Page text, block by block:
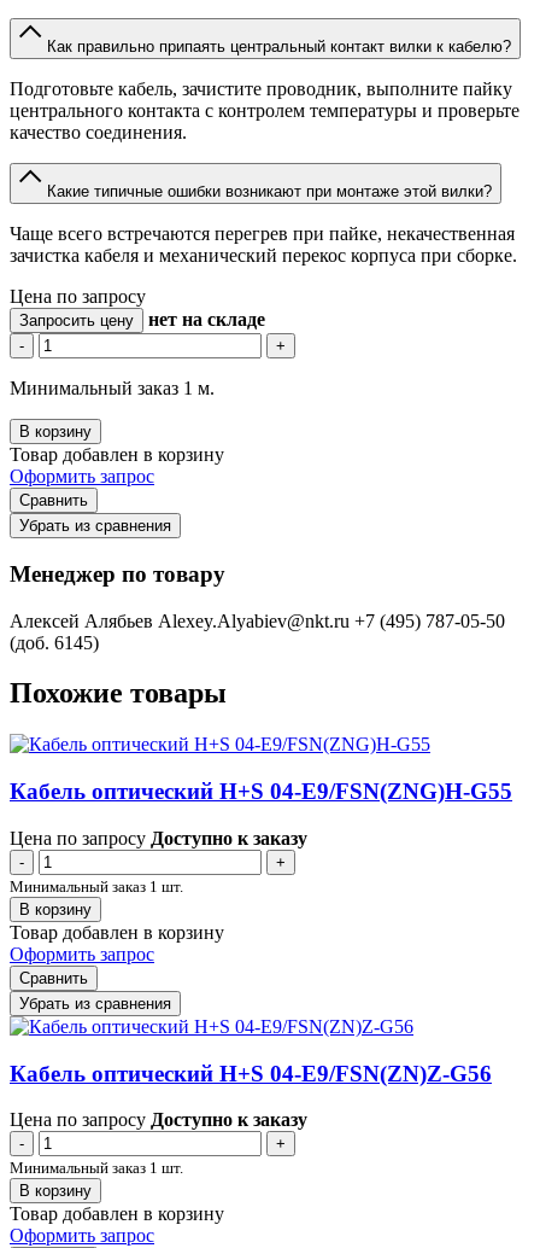
Как правильно припаять центральный контакт вилки к кабелю?
Подготовьте кабель, зачистите проводник, выполните пайку
центрального контакта с контролем температуры и проверьте
качество соединения.
Какие типичные ошибки возникают при монтаже этой вилки?
Чаще всего встречаются перегрев при пайке, некачественная
зачистка кабеля и механический перекос корпуса при сборке.
Цена по запросу
Запросить цену нет на складе
- +
Минимальный заказ 1 м.
В корзину
Товар добавлен в корзину
Оформить запрос
Сравнить
Убрать из сравнения
Менеджер по товару
Алексей Алябьев Alexey.Alyabiev@nkt.ru +7 (495) 787-05-50
(доб. 6145)
Похожие товары
Кабель оптический H+S 04-E9/FSN(ZNG)H-G55
Цена по запросу Доступно к заказу
-
+
Минимальный заказ 1 шт.
В корзину
Товар добавлен в корзину
Оформить запрос
Сравнить
Убрать из сравнения
Кабель оптический H+S 04-E9/FSN(ZN)Z-G56
Цена по запросу Доступно к заказу
-
+
Минимальный заказ 1 шт.
В корзину
Товар добавлен в корзину
Оформить запрос